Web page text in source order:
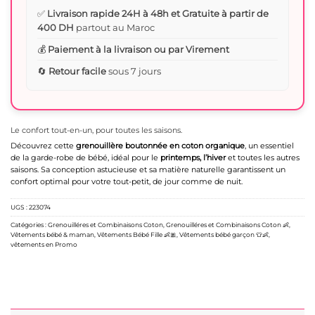
Le confort tout-en-un, pour toutes les saisons.
Découvrez cette grenouillère boutonnée en coton organique, un essentiel
de la garde-robe de bébé, idéal pour le printemps, l’hiveret toutes les autres
saisons. Sa conception astucieuse et sa matière naturelle garantissent un
confort optimal pour votre tout-petit, de jour comme de nuit.
✅ Livraison rapide 24H à 48h et Gratuite à partir de
400 DH partout au Maroc
💰 Paiement à la livraison ou par Virement
🔄 Retour facilesous 7 jours
UGS :223074
Catégories :Grenouilléres et Combinaisons Coton Grenouilléres et Combinaisons Coton 👶
Vêtements bébé & maman Vêtements Bébé Fille 👶🎀 Vêtements bébé garçon 👕👶
vêtements en Promo